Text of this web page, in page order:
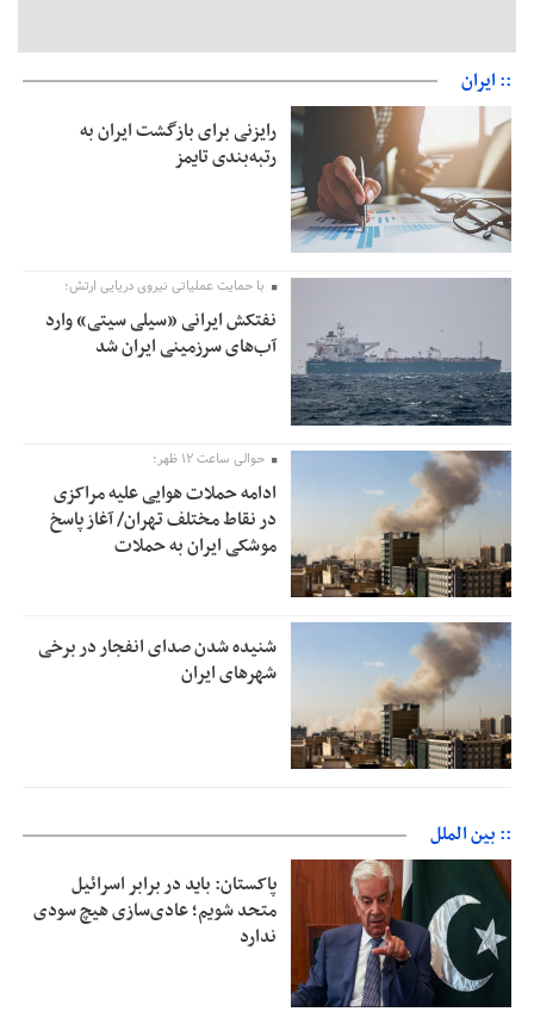
:: ایران
رایزنی برای بازگشت ایران به
رتبه‌بندی تایمز
با حمایت عملیاتی نیروی دریایی ارتش؛
نفتکش ایرانی «سیلی سیتی» وارد
آب‌های سرزمینی ایران شد
حوالی ساعت ۱۲ ظهر؛
ادامه حملات هوایی علیه مراکزی
در نقاط مختلف تهران/ آغاز پاسخ
موشکی ایران به حملات
شنیده شدن صدای انفجار در برخی
شهرهای ایران
:: بین الملل
پاکستان: باید در برابر اسرائیل
متحد شویم؛ عادی‌سازی هیچ سودی
ندارد